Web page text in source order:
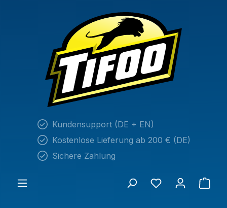
Kundensupport (DE + EN)
Kostenlose Lieferung ab 200 € (DE)
Sichere Zahlung